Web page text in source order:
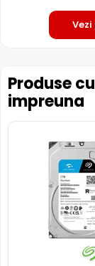
Produse
impreuna